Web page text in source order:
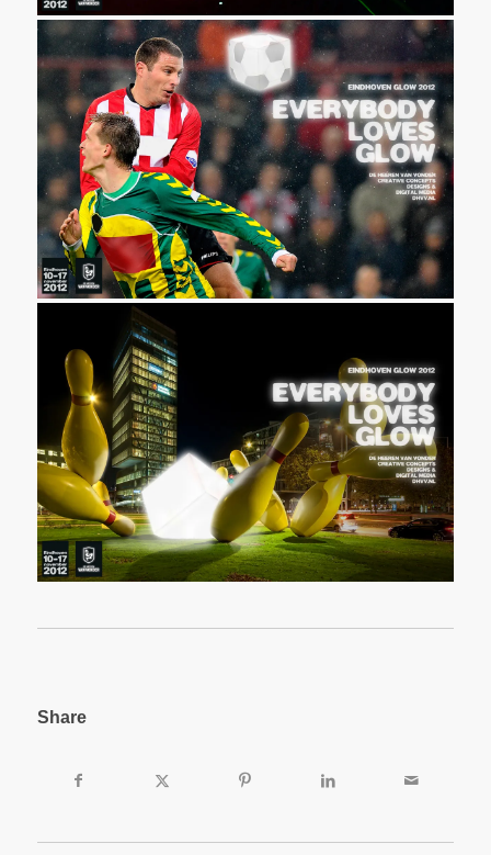
Share